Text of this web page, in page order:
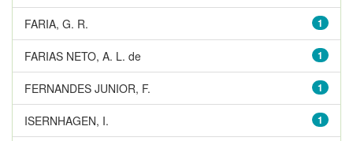
1
FARIA, G. R.
1
FARIAS NETO, A. L. de
1
FERNANDES JUNIOR, F.
1
ISERNHAGEN, I.